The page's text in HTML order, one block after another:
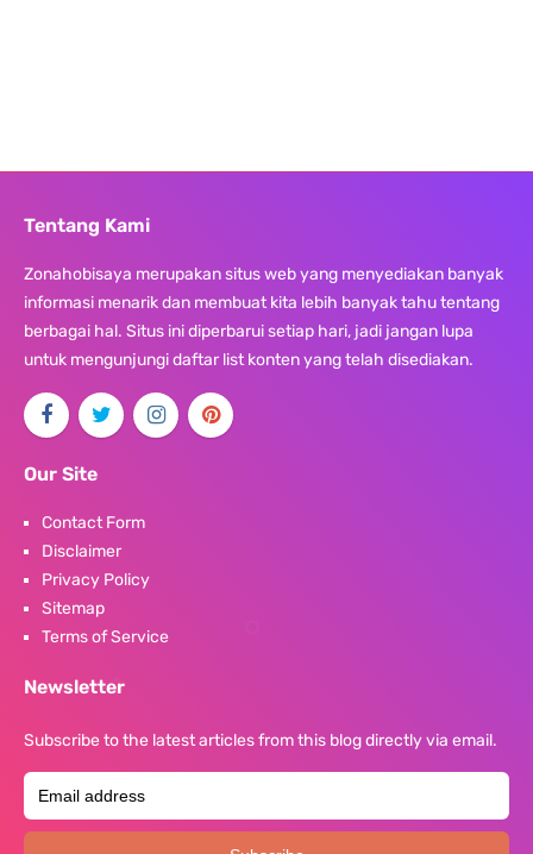
Tentang Kami
Zonahobisaya merupakan situs web yang menyediakan banyak
informasi menarik dan membuat kita lebih banyak tahu tentang
berbagai hal. Situs ini diperbarui setiap hari, jadi jangan lupa
untuk mengunjungi daftar list konten yang telah disediakan.
Our Site
Contact Form
Disclaimer
Privacy Policy
Sitemap
Terms of Service
Newsletter
Subscribe to the latest articles from this blog directly via email.